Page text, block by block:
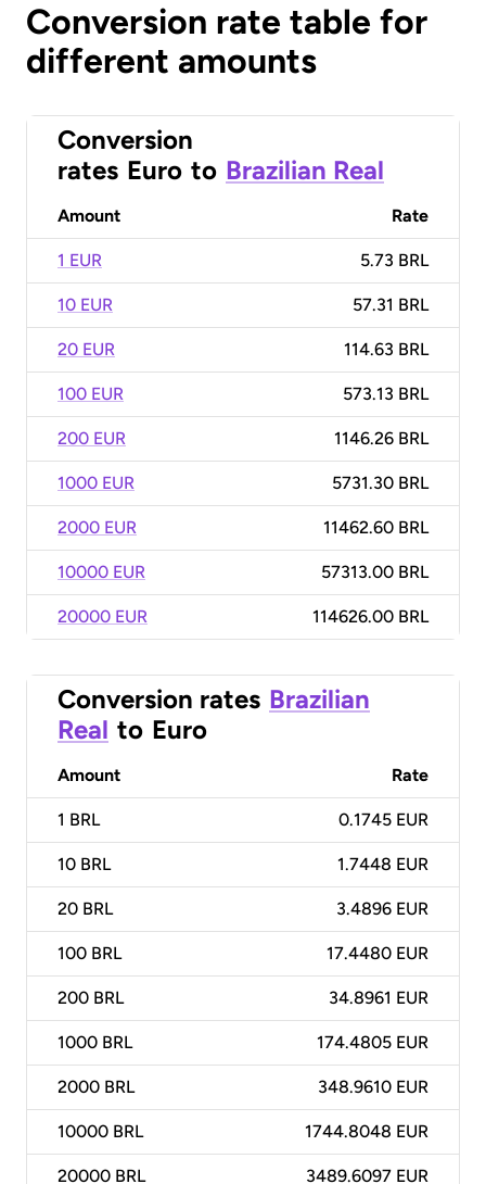
Conversion rate table for
different amounts
Conversion
rates Euro to Brazilian Real
Amount Rate
1 EUR 5.73 BRL
10 EUR 57.31 BRL
20 EUR 114.63 BRL
100 EUR 573.13 BRL
200 EUR 1146.26 BRL
1000 EUR 5731.30 BRL
2000 EUR 11462.60 BRL
10000 EUR 57313.00 BRL
20000 EUR 114626.00 BRL
Conversion rates Brazilian
Real to Euro
Amount Rate
1 BRL 0.1745 EUR
10 BRL 1.7448 EUR
20 BRL 3.4896 EUR
100 BRL 17.4480 EUR
200 BRL 34.8961 EUR
1000 BRL 174.4805 EUR
2000 BRL 348.9610 EUR
10000 BRL 1744.8048 EUR
20000 BRL 3489.6097 EUR